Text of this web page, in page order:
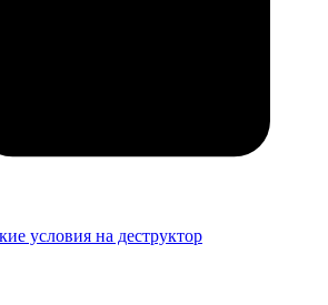
условия на деструктор